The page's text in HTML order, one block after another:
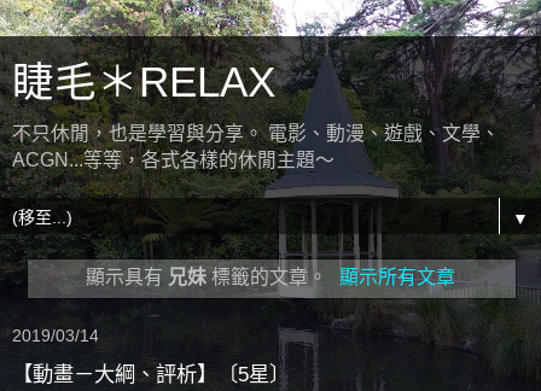
睫毛＊RELAX
不只休閒，也是學習與分享。 電影、動漫、遊戲、文學、
ACGN...等等，各式各樣的休閒主題～
▼
顯示具有 兄妹標籤的文章。 顯示所有文章
2019/03/14
【動畫－大綱、評析】〔5星〕